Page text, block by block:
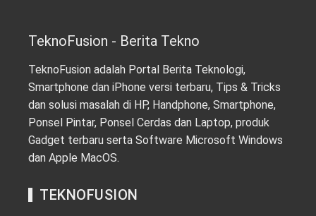
TeknoFusion - Berita Tekno
TeknoFusion adalah Portal Berita Teknologi,
Smartphone dan iPhone versi terbaru, Tips & Tricks
dan solusi masalah di HP, Handphone, Smartphone,
Ponsel Pintar, Ponsel Cerdas dan Laptop, produk
Gadget terbaru serta Software Microsoft Windows
dan Apple MacOS.
TEKNOFUSION